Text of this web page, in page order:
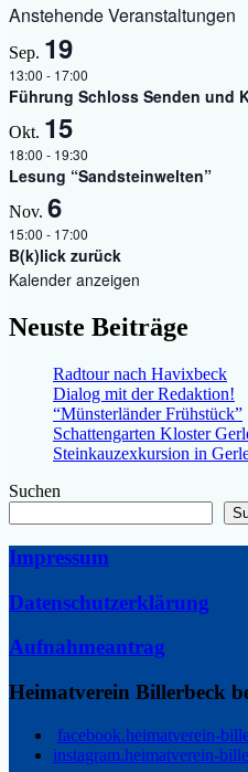
Anstehende Veranstaltungen
Sep. 19
13:00 - 17:00
Führung Schloss Senden und
Okt. 15
18:00 - 19:30
Lesung “Sandsteinwelten”
Nov. 6
15:00 - 17:00
B(k)lick zurück
Kalender anzeigen
Neuste Beiträge
Radtour nach Havixbeck
Dialog mit der Redaktion!
“Münsterländer Frühstück”
Schattengarten Kloster
Steinkauzexkursion in
Suchen
Impressum
Datenschutzerklärung
Aufnahmeantrag
Heimatverein Billerbeck
facebook.heimatverein-
instagram.heimatverein-